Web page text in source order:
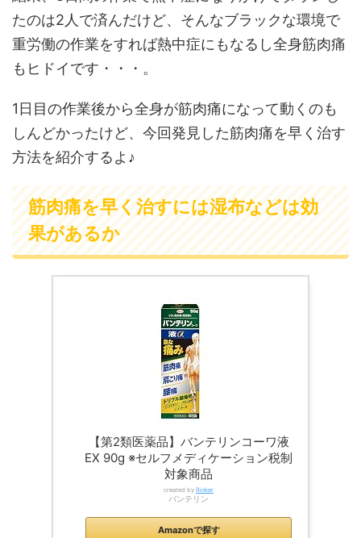
たのは2人で済んだけど、そんなブラックな環境で
重労働の作業をすれば熱中症にもなるし全身筋肉痛
もヒドイです・・・。
1日目の作業後から全身が筋肉痛になって動くのも
しんどかったけど、今回発見した筋肉痛を早く治す
方法を紹介するよ♪
筋肉痛を早く治すには湿布などは効
果があるか
【第2類医薬品】バンテリンコーワ液
EX 90g ※セルフメディケーション税制
対象商品
created by Rinker
バンテリン
Amazonで探す